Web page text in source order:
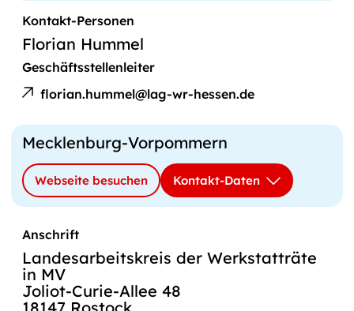
Kontakt-Personen
Florian Hummel
Geschäftsstellenleiter
florian.hummel@lag-wr-hessen.de
E-
Mail
an
Florian
Hummel
Mecklenburg-Vorpommern
Webseite besuchen Kontakt-Daten
Anschrift
Landesarbeitskreis der Werkstatträte
in MV
Joliot-Curie-Allee 48